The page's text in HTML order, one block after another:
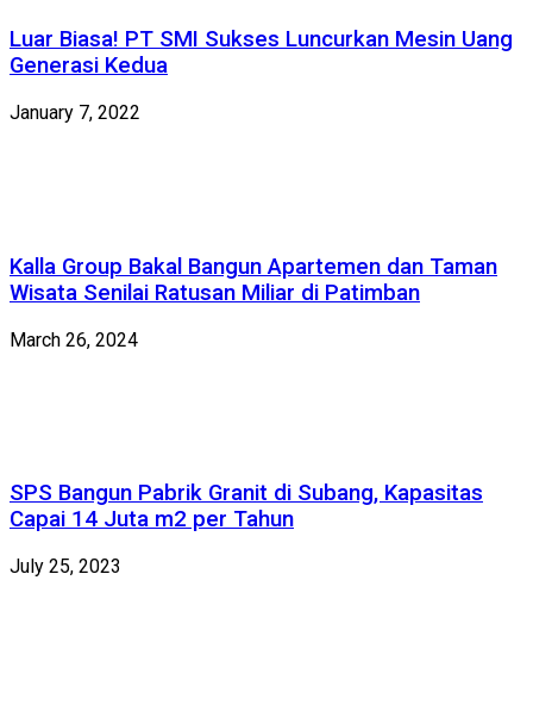
Luar Biasa! PT SMI Sukses Luncurkan Mesin Uang
Generasi Kedua
January 7, 2022
Kalla Group Bakal Bangun Apartemen dan Taman
Wisata Senilai Ratusan Miliar di Patimban
March 26, 2024
SPS Bangun Pabrik Granit di Subang, Kapasitas
Capai 14 Juta m2 per Tahun
July 25, 2023